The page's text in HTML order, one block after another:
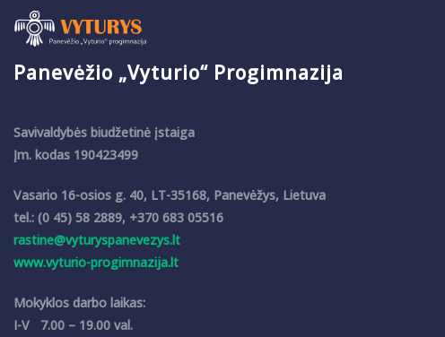
Panevėžio „Vyturio“ Progimnazija
Savivaldybės biudžetinė įstaiga
Įm. kodas 190423499
Vasario 16-osios g. 40, LT-35168, Panevėžys, Lietuva
tel.: (0 45) 58 2889, +370 683 05516
rastine@vyturyspanevezys.lt
www.vyturio-progimnazija.lt
Mokyklos darbo laikas:
I-V 7.00 – 19.00 val.